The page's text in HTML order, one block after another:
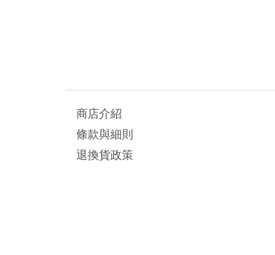
商店介紹
條款與細則
退換貨政策